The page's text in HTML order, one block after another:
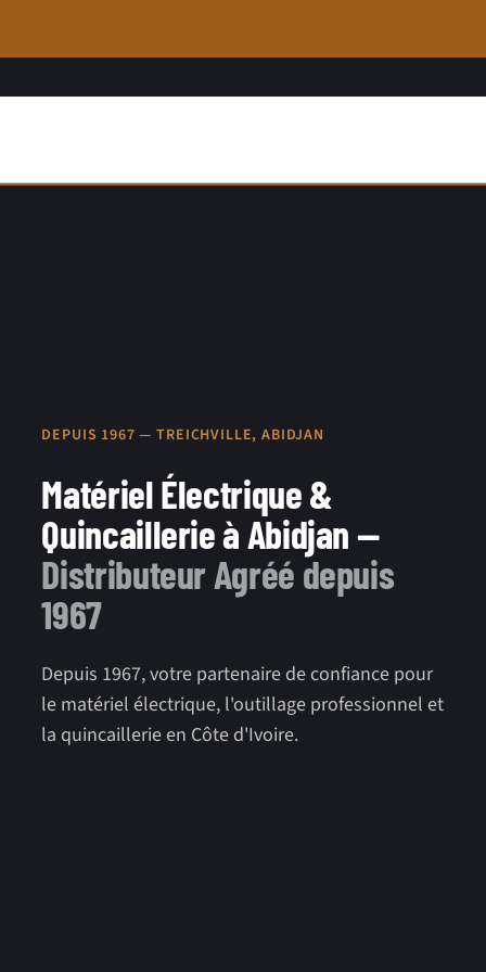
DEPUIS 1967 — TREICHVILLE, ABIDJAN
Matériel Électrique &
Quincaillerie à Abidjan —
Distributeur Agréé depuis
1967
Depuis 1967, votre partenaire de confiance pour
le matériel électrique, l'outillage professionnel et
la quincaillerie en Côte d'Ivoire.